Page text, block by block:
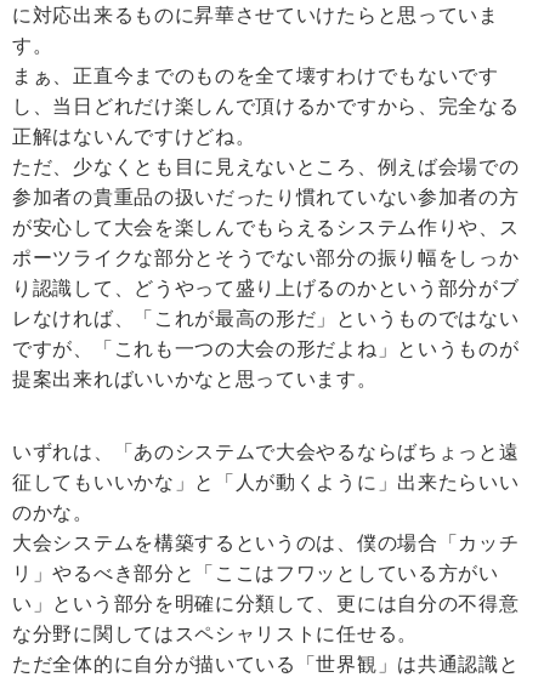
に対応出来るものに昇華させていけたらと思っていま
す。
まぁ、正直今までのものを全て壊すわけでもないです
し、当日どれだけ楽しんで頂けるかですから、完全なる
正解はないんですけどね。
ただ、少なくとも目に見えないところ、例えば会場での
参加者の貴重品の扱いだったり慣れていない参加者の方
が安心して大会を楽しんでもらえるシステム作りや、ス
ポーツライクな部分とそうでない部分の振り幅をしっか
り認識して、どうやって盛り上げるのかという部分がブ
レなければ、「これが最高の形だ」というものではない
ですが、「これも一つの大会の形だよね」というものが
提案出来ればいいかなと思っています。
いずれは、「あのシステムで大会やるならばちょっと遠
征してもいいかな」と「人が動くように」出来たらいい
のかな。
大会システムを構築するというのは、僕の場合「カッチ
リ」やるべき部分と「ここはフワッとしている方がい
い」という部分を明確に分類して、更には自分の不得意
な分野に関してはスペシャリストに任せる。
ただ全体的に自分が描いている「世界観」は共通認識と